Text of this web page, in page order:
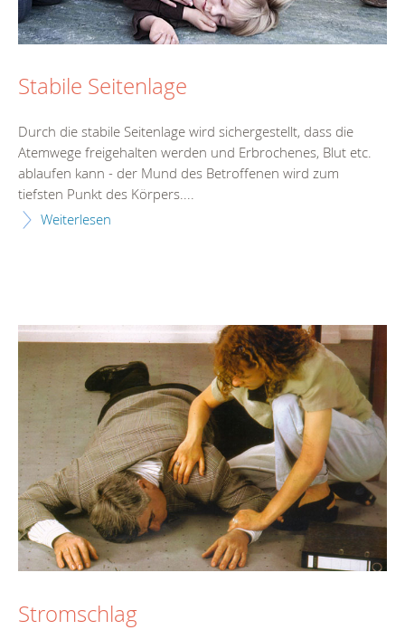
Stabile Seitenlage
Durch die stabile Seitenlage wird sichergestellt, dass die
Atemwege freigehalten werden und Erbrochenes, Blut etc.
ablaufen kann - der Mund des Betroffenen wird zum
tiefsten Punkt des Körpers....
Weiterlesen
Stromschlag